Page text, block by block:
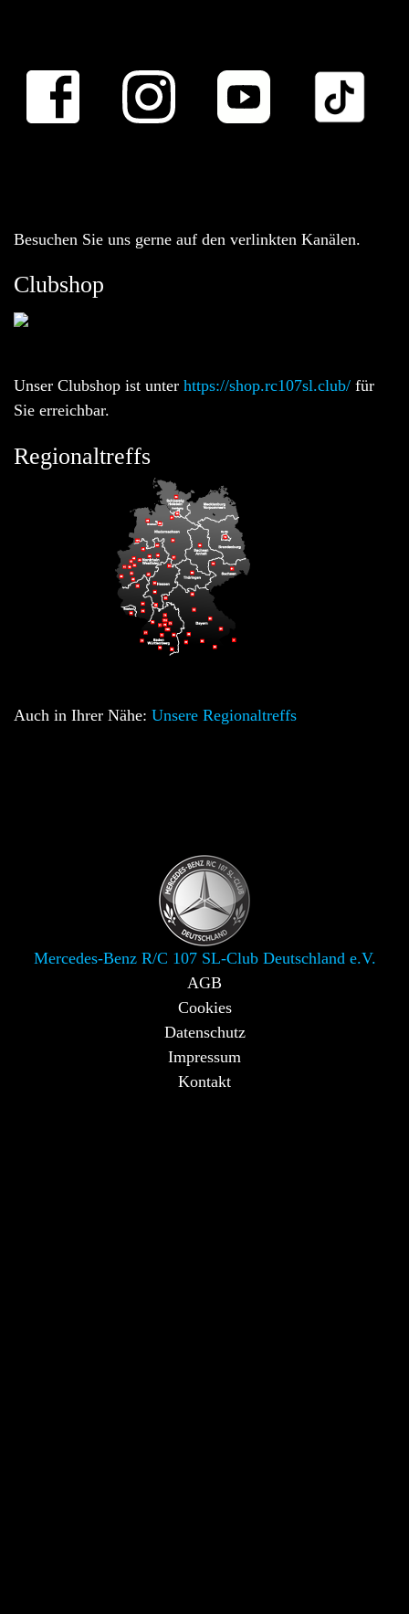
Besuchen Sie uns gerne auf den verlinkten Kanälen.
Clubshop
Unser Clubshop ist unter https://shop.rc107sl.club/ für
Sie erreichbar.
Regionaltreffs
Auch in Ihrer Nähe: Unsere Regionaltreffs
Mercedes-Benz R/C 107 SL-Club Deutschland e.V.
AGB
Cookies
Datenschutz
Impressum
Kontakt